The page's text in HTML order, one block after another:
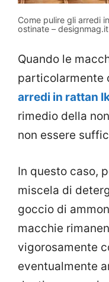
Come pulire gli arredi
ostinate – designmag.it
Quando le
particolarmente
arredi in rattan
rimedio della
non essere
In questo caso,
miscela di
goccio di
macchie
vigorosamente
eventualmente